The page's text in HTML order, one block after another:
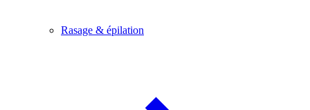
Rasage & épilation